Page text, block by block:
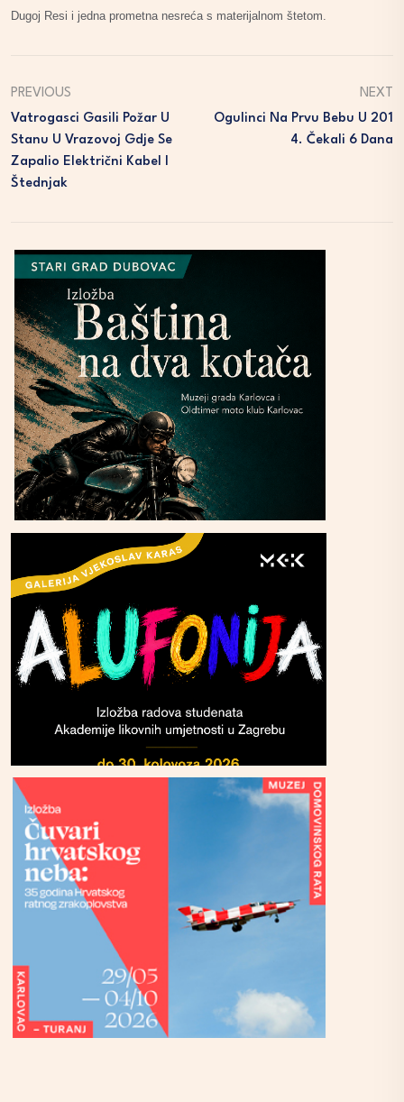
Dugoj Resi i jedna prometna nesreća s materijalnom štetom.
PREVIOUS
Vatrogasci Gasili Požar U
Stanu U Vrazovoj Gdje Se
Zapalio Električni Kabel I
Štednjak
NEXT
Ogulinci Na Prvu Bebu U 201
4. Čekali 6 Dana